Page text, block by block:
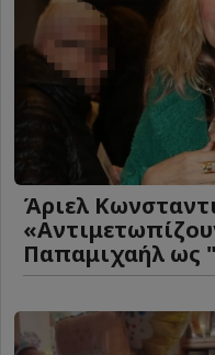
Άριελ
Παπαμιχαήλ ως